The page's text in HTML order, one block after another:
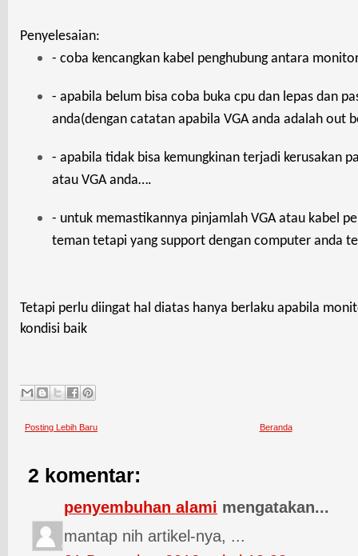
Penyelesaian:
- coba kencangkan kabel penghubung antara
- apabila belum bisa coba buka cpu dan lepas dan
anda(dengan catatan apabila VGA anda adalah out
- apabila tidak bisa kemungkinan terjadi kerusakan
atau VGA anda….
- untuk memastikannya pinjamlah VGA atau kabel
teman tetapi yang support dengan computer anda
Tetapi perlu diingat hal diatas hanya berlaku apabila
kondisi baik
Posting Lebih Baru Beranda
2 komentar:
penyembuhan alami mengatakan...
mantap nih artikel-nya, ...